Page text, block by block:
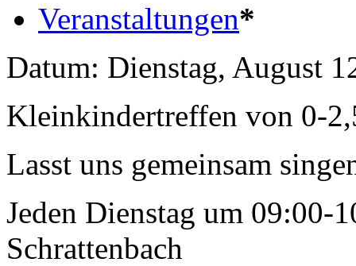
Veranstaltungen*
Datum: Dienstag, August
Kleinkindertreffen von 0-
Lasst uns gemeinsam
Jeden Dienstag um 09:00-
Schrattenbach